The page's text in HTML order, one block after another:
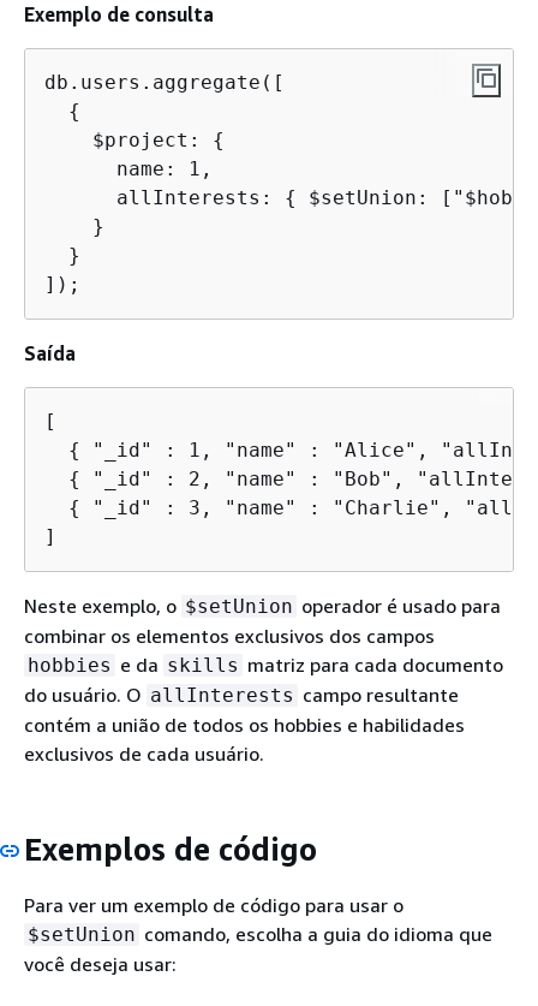
Exemplo de consulta
db.users.aggregate([
{
    $project:
{
      name: 1,
      allInterests:
{
$setUnion:
    }
  }
]);
Saída
[
{
"_id" : 1, "name" : "Alice",
{
"_id" : 2, "name" : "Bob",
{
"_id" : 3, "name" : "Charlie",
]
Neste exemplo, o $setUnion operador é usado para
combinar os elementos exclusivos dos campos
hobbies e da skills matriz para cada documento
do usuário. O allInterests campo resultante
contém a união de todos os hobbies e habilidades
exclusivos de cada usuário.
Exemplos de código
Para ver um exemplo de código para usar o
$setUnion comando, escolha a guia do idioma que
você deseja usar: